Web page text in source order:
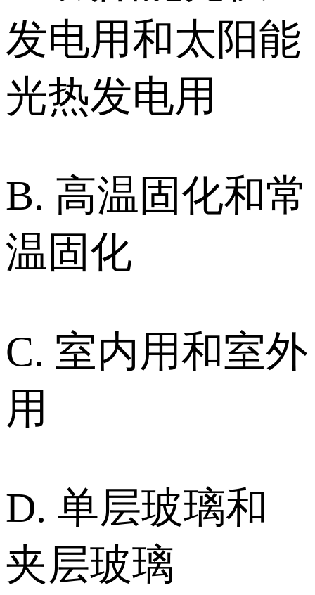
发电用和太阳能
光热发电用
B. 高温固化和常
温固化
C. 室内用和室外
用
D. 单层玻璃和
夹层玻璃